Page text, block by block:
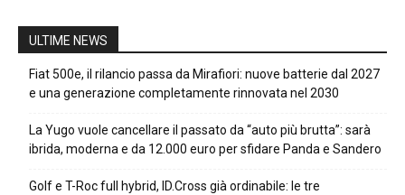
ULTIME NEWS
Fiat 500e, il rilancio passa da Mirafiori: nuove batterie dal 2027
e una generazione completamente rinnovata nel 2030
La Yugo vuole cancellare il passato da “auto più brutta”: sarà
ibrida, moderna e da 12.000 euro per sfidare Panda e Sandero
Golf e T-Roc full hybrid, ID.Cross già ordinabile: le tre